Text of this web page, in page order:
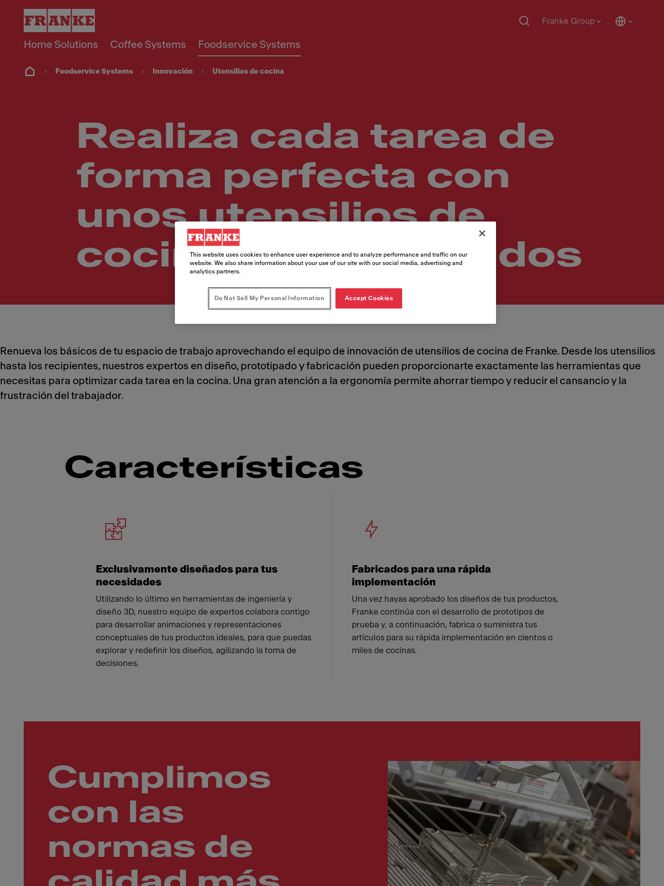
Home Solutions Coffee Systems Foodservice Systems
Franke Group
Foodservice Systems Innovación Utensilios de cocina
Realiza cada tarea de
forma perfecta con
unos utensilios de
cocina personalizados
Renueva los básicos de tu espacio de trabajo aprovechando el equipo de innovación de utensilios de cocina de Franke. Desde los utensilios
hasta los recipientes, nuestros expertos en diseño, prototipado y fabricación pueden proporcionarte exactamente las herramientas que
necesitas para optimizar cada tarea en la cocina. Una gran atención a la ergonomía permite ahorrar tiempo y reducir el cansancio y la
frustración del trabajador.
Características
Exclusivamente diseñados para tus
necesidades
Utilizando lo último en herramientas de ingeniería y
diseño 3D, nuestro equipo de expertos colabora contigo
para desarrollar animaciones y representaciones
conceptuales de tus productos ideales, para que puedas
explorar y redefinir los diseños, agilizando la toma de
decisiones.
Fabricados para una rápida
implementación
Una vez hayas aprobado los diseños de tus productos,
Franke continúa con el desarrollo de prototipos de
prueba y, a continuación, fabrica o suministra tus
artículos para su rápida implementación en cientos o
miles de cocinas.
Cumplimos
con las
normas de
This website uses cookies to enhance user experience and to analyze performance and traffic on our
website. We also share information about your use of our site with our social media, advertising and
analytics partners.
Do Not Sell My Personal Information Accept Cookies